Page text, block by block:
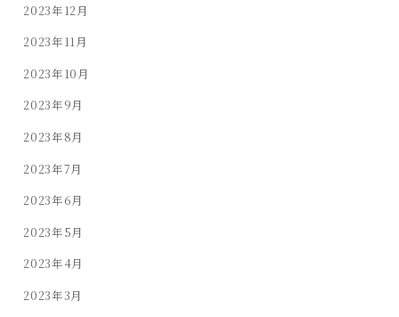
2023年12月
2023年11月
2023年10月
2023年9月
2023年8月
2023年7月
2023年6月
2023年5月
2023年4月
2023年3月